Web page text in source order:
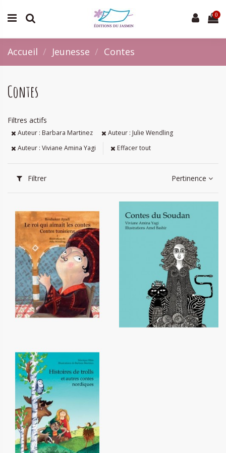
0
Accueil Jeunesse Contes
Contes
Filtres actifs
Auteur : Barbara Martinez
Auteur : Julie Wendling
Auteur : Viviane Amina Yagi
Effacer tout
Filtrer Pertinence
Le roi qui aimait les contes -
Tome 1
12,20 €
Contes du Soudan
16,00 €
Histoires de trolls et autres
contes nordiques
12,20 €